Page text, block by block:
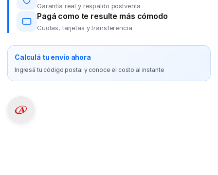
Garantía real y respaldo postventa
Pagá como te resulte más cómodo
Cuotas, tarjetas y transferencia
Calculá tu envío ahora
Ingresá tu código postal y conoce el costo al instante